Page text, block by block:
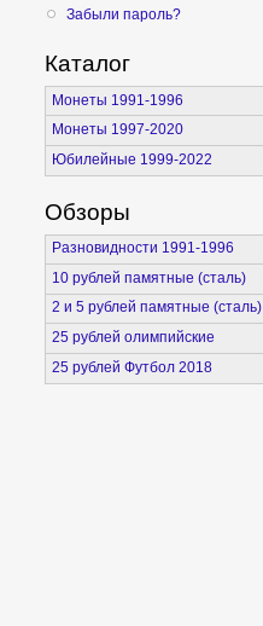
Забыли пароль?
Каталог
Монеты 1991-1996
Монеты 1997-2020
Юбилейные 1999-2022
Обзоры
Разновидности 1991-1996
10 рублей памятные (сталь)
2 и 5 рублей памятные (сталь)
25 рублей олимпийские
25 рублей Футбол 2018